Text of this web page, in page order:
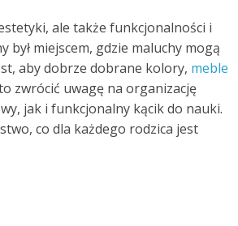
ale także funkcjonalności i
był miejscem, gdzie maluchy mogą
aby dobrze dobrane kolory, meble
zwrócić uwagę na organizację
jak i funkcjonalny kącik do nauki.
co dla każdego rodzica jest